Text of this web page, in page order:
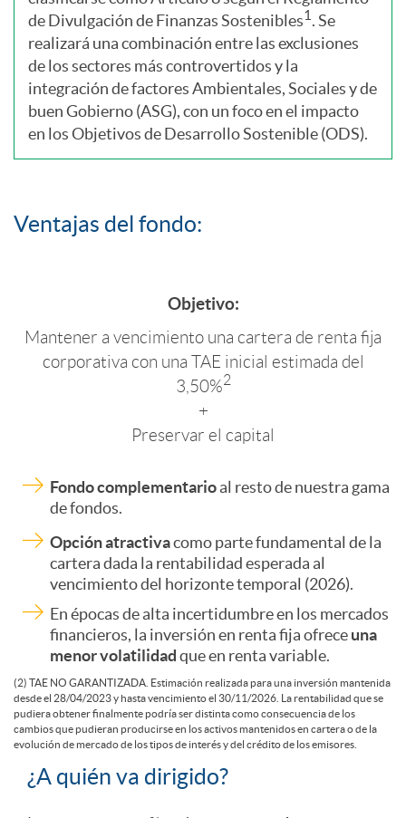
a
n
d
e
C
S
2
6
de Divulgación de Finanzas Sostenibles1 . Se
realizará una combinación entre las exclusiones
de los sectores más controvertidos y la
integración de factores Ambientales, Sociales y de
buen Gobierno (ASG), con un foco en el impacto
en los Objetivos de Desarrollo Sostenible (ODS).
Ventajas del fondo:
Objetivo:
Mantener a vencimiento una cartera de renta fija
corporativa con una TAE inicial estimada del
3,50%2
+
Preservar el capital
Fondo complementarioal resto de nuestra gama
de fondos.
Opción atractivacomo parte fundamental de la
cartera dada la rentabilidad esperada al
vencimiento del horizonte temporal (2026).
En épocas de alta incertidumbre en los mercados
financieros, la inversión en renta fija ofreceuna
menor volatilidadque en renta variable.
(2) TAE NO GARANTIZADA. Estimación realizada para una inversión mantenida
desde el 28/04/2023 y hasta vencimiento el 30/11/2026. La rentabilidad que se
pudiera obtener finalmente podría ser distinta como consecuencia de los
cambios que pudieran producirse en los activos mantenidos en cartera o de la
evolución de mercado de los tipos de interés y del crédito de los emisores.
A
¿A quién va dirigido?